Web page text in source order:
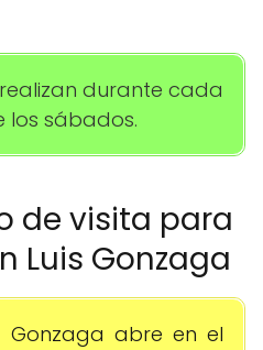
durante cada
los sábados.
de visita para
Luis Gonzaga
Gonzaga abre en el